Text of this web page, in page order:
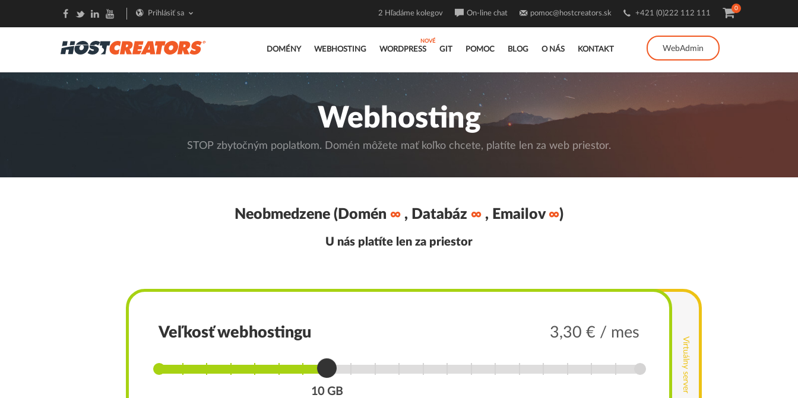
DOMÉNY WEBHOSTING WORDPRESS GIT POMOC BLOG O NÁS KONTAKT WebAdmin
Prihlásiť sa 2 Hľadáme kolegov On-line chat pomoc@hostcreators.sk +421 (0)222 112 111
0
Webhosting
STOP zbytočným poplatkom. Domén môžete mať koľko chcete, platíte len za web priestor.
Neobmedzene (Domén ∞ , Databáz ∞ , Emailov ∞)
U nás platíte len za priestor
Veľkosť webhostingu 3,30 € / mes
10 GB Virtuálny server